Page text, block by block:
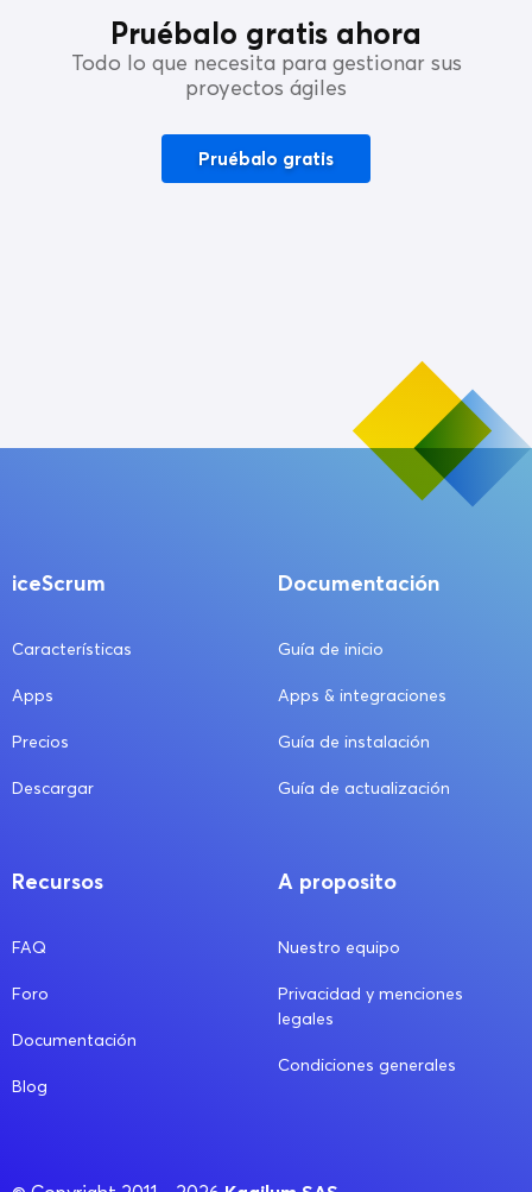
Pruébalo gratis ahora
Todo lo que necesita para gestionar sus
proyectos ágiles
Pruébalo gratis
iceScrum
Características
Apps
Precios
Descargar
Documentación
Guía de inicio
Apps & integraciones
Guía de instalación
Guía de actualización
Recursos
FAQ
Foro
Documentación
Blog
A proposito
Nuestro equipo
Privacidad y menciones
legales
Condiciones generales